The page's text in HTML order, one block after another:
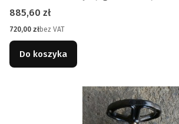
Cena
885,60 zł
Cena
720,00 złbez VAT
Do koszyka